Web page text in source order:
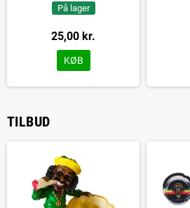
På lager
25,00 kr.
KØB
TILBUD